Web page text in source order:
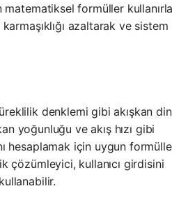
matematiksel formüller
azaltarak ve sistem
denklemi gibi akışkan
yoğunluğu ve akış hızı gibi
hesaplamak için uygun
çözümleyici, kullanıcı girdisini